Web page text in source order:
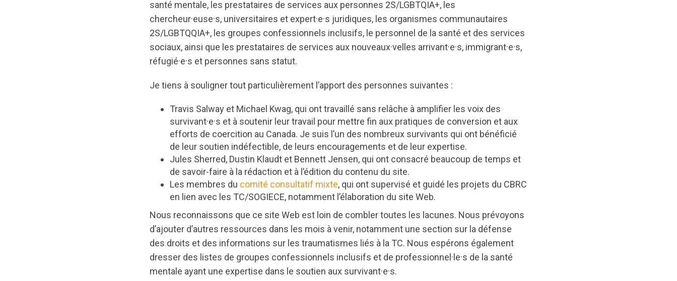
santé mentale, les prestataires de services aux personnes 2S/LGBTQIA+, les
chercheur·euse·s, universitaires et expert·e·s juridiques, les organismes communautaires
2S/LGBTQQIA+, les groupes confessionnels inclusifs, le personnel de la santé et des services
sociaux, ainsi que les prestataires de services aux nouveaux·velles arrivant·e·s, immigrant·e·s,
réfugié·e·s et personnes sans statut.
Je tiens à souligner tout particulièrement l’apport des personnes suivantes :
Travis Salway et Michael Kwag, qui ont travaillé sans relâche à amplifier les voix des
survivant·e·s et à soutenir leur travail pour mettre fin aux pratiques de conversion et aux
efforts de coercition au Canada. Je suis l’un des nombreux survivants qui ont bénéficié
de leur soutien indéfectible, de leurs encouragements et de leur expertise.
Jules Sherred, Dustin Klaudt et Bennett Jensen, qui ont consacré beaucoup de temps et
de savoir-faire à la rédaction et à l’édition du contenu du site.
Les membres du comité consultatif mixte, qui ont supervisé et guidé les projets du CBRC
en lien avec les TC/SOGIECE, notamment l’élaboration du site Web.
Nous reconnaissons que ce site Web est loin de combler toutes les lacunes. Nous prévoyons
d’ajouter d’autres ressources dans les mois à venir, notamment une section sur la défense
des droits et des informations sur les traumatismes liés à la TC. Nous espérons également
dresser des listes de groupes confessionnels inclusifs et de professionnel·le·s de la santé
mentale ayant une expertise dans le soutien aux survivant·e·s.